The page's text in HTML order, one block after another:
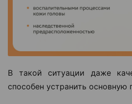
В такой ситуации даже
способен устранить основную